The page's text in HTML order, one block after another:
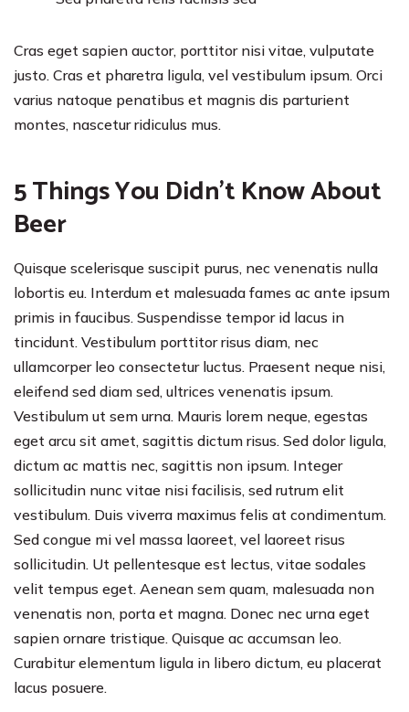
Cras eget sapien auctor, porttitor nisi vitae, vulputate
justo. Cras et pharetra ligula, vel vestibulum ipsum. Orci
varius natoque penatibus et magnis dis parturient
montes, nascetur ridiculus mus.
5 Things You Didn’t Know About
Beer
Quisque scelerisque suscipit purus, nec venenatis nulla
lobortis eu. Interdum et malesuada fames ac ante ipsum
primis in faucibus. Suspendisse tempor id lacus in
tincidunt. Vestibulum porttitor risus diam, nec
ullamcorper leo consectetur luctus. Praesent neque nisi,
eleifend sed diam sed, ultrices venenatis ipsum.
Vestibulum ut sem urna. Mauris lorem neque, egestas
eget arcu sit amet, sagittis dictum risus. Sed dolor ligula,
dictum ac mattis nec, sagittis non ipsum. Integer
sollicitudin nunc vitae nisi facilisis, sed rutrum elit
vestibulum. Duis viverra maximus felis at condimentum.
Sed congue mi vel massa laoreet, vel laoreet risus
sollicitudin. Ut pellentesque est lectus, vitae sodales
velit tempus eget. Aenean sem quam, malesuada non
venenatis non, porta et magna. Donec nec urna eget
sapien ornare tristique. Quisque ac accumsan leo.
Curabitur elementum ligula in libero dictum, eu placerat
lacus posuere.